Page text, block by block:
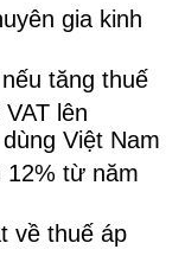
gia kinh
tăng thuế
lên
Việt Nam
12% từ năm
về thuế áp